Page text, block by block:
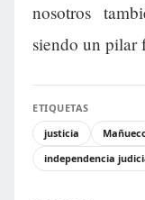
nosotros
siendo un pilar
ETIQUETAS
justicia
independencia